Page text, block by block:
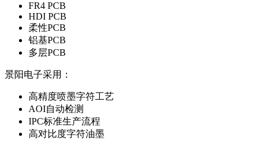
FR4 PCB
HDI PCB
柔性PCB
铝基PCB
多层PCB
景阳电子采用：
高精度喷墨字符工艺
AOI自动检测
IPC标准生产流程
高对比度字符油墨